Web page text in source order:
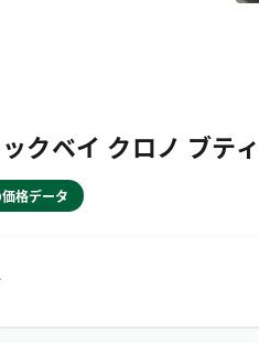
クベイ クロノ ブテ
格データ